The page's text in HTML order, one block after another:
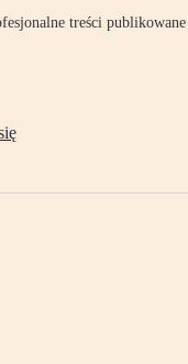
treści publikowane